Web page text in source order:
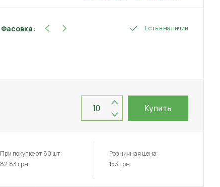
Фасовка: Есть в наличии
Купить
При покупке от 60 шт:
82.83 грн
Розничная цена:
153 грн